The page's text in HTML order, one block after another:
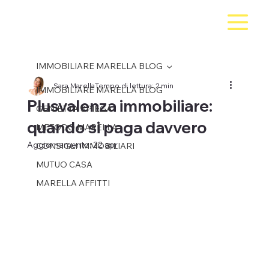
IMMOBILIARE MARELLA BLOG
GENIETTA SPIEGA
METODO MARELLA
CONSIGLI IMMOBILIARI
MUTUO CASA
MARELLA AFFITTI
IMMOBILIARE MARELLA BLOG
Plusvalenza immobiliare:
quando si paga davvero
Sara MarellaTempo di lettura: 2 min
Aggiornamento:22 apr